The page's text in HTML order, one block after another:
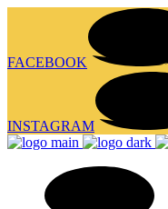
FACEBOOK
INSTAGRAM